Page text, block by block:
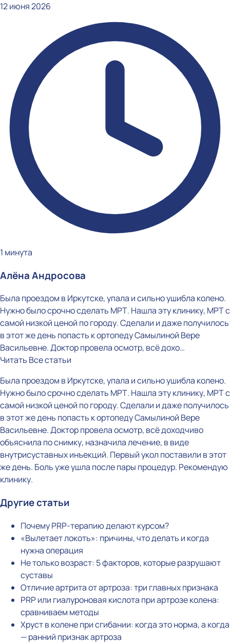
12 июня 2026
1 минута
Алёна Андросова
Была проездом в Иркутске, упала и сильно ушибла колено.
Нужно было срочно сделать МРТ. Нашла эту клинику, МРТ с
самой низкой ценой по городу. Сделали и даже получилось
в этот же день попасть к ортопеду Самылиной Вере
Васильевне. Доктор провела осмотр, всё дохо…
Читать Все статьи
Была проездом в Иркутске, упала и сильно ушибла колено.
Нужно было срочно сделать МРТ. Нашла эту клинику, МРТ с
самой низкой ценой по городу. Сделали и даже получилось
в этот же день попасть к ортопеду Самылиной Вере
Васильевне. Доктор провела осмотр, всё доходчиво
объяснила по снимку, назначила лечение, в виде
внутрисуставных инъекций. Первый укол поставили в этот
же день. Боль уже ушла после пары процедур. Рекомендую
клинику.
Другие статьи
Почему PRP-терапию делают курсом?
«Вылетает локоть»: причины, что делать и когда
нужна операция
Не только возраст: 5 факторов, которые разрушают
суставы
Отличие артрита от артроза: три главных признака
PRP или гиалуроновая кислота при артрозе колена:
сравниваем методы
Хруст в колене при сгибании: когда это норма, а когда
— ранний признак артроза